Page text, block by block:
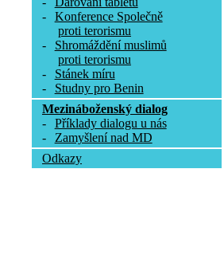
-
Konference Společně
proti terorismu
-
Shromáždění muslimů
proti terorismu
-
Stánek míru
-
Studny pro Benin
Mezináboženský dialog
-
Příklady dialogu u nás
-
Zamyšlení nad MD
Odkazy